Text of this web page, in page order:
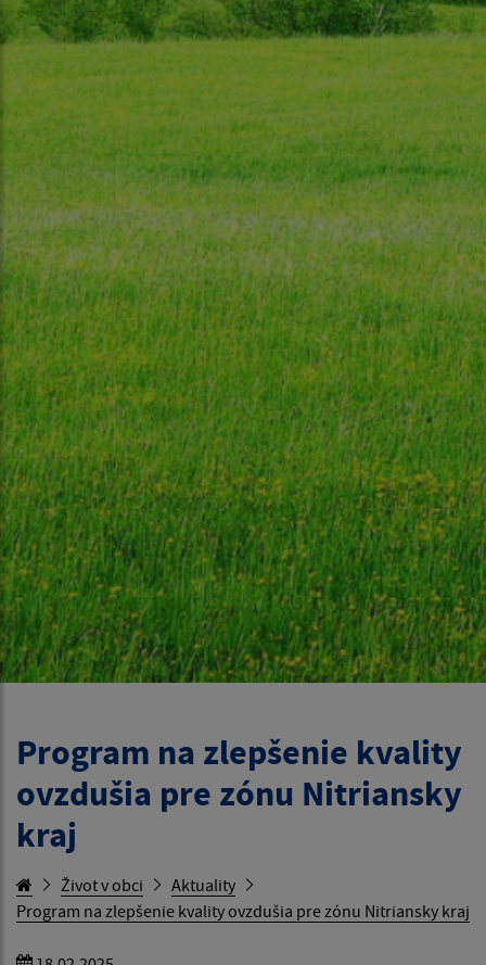
Program na zlepšenie kvality
ovzdušia pre zónu Nitriansky
kraj
Život v obci
Aktuality
Program na zlepšenie kvality ovzdušia pre zónu Nitriansky kraj